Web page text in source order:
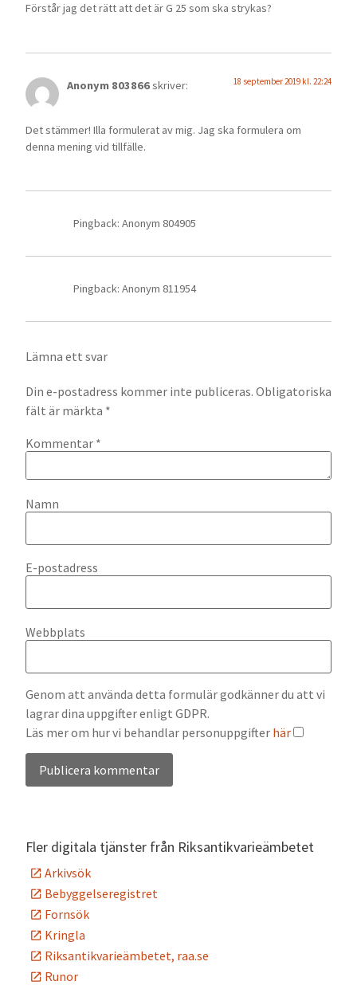
Förstår jag det rätt att det är G 25 som ska strykas?
Anonym 803866skriver: 18 september 2019 kl. 22:24
Det stämmer! Illa formulerat av mig. Jag ska formulera om
denna mening vid tillfälle.
Pingback: Anonym 804905
Pingback: Anonym 811954
Lämna ett svar
Din e-postadress kommer inte publiceras. Obligatoriska
fält är märkta *
Kommentar *
Namn
E-postadress
Webbplats
Genom att använda detta formulär godkänner du att vi
lagrar dina uppgifter enligt GDPR.
Läs mer om hur vi behandlar personuppgifter här
Fler digitala tjänster från Riksantikvarieämbetet
Arkivsök
Bebyggelseregistret
Fornsök
Kringla
Riksantikvarieämbetet, raa.se
Runor